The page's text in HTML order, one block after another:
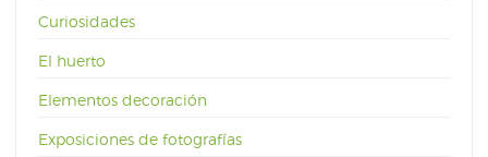
Curiosidades
El huerto
Elementos decoración
Exposiciones de fotografías